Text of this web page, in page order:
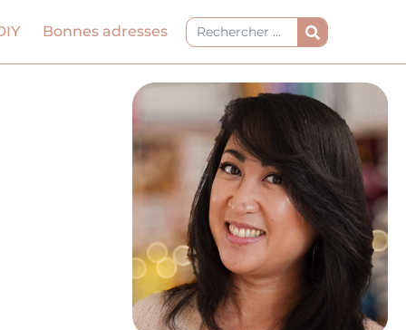
Bonnes adresses Rechercher